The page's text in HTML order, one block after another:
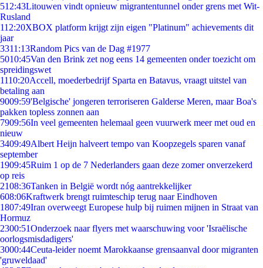
512:43Litouwen vindt opnieuw migrantentunnel onder grens met Wit-
Rusland
112:20XBOX platform krijgt zijn eigen "Platinum" achievements dit
jaar
3311:13Random Pics van de Dag #1977
5010:45Van den Brink zet nog eens 14 gemeenten onder toezicht om
spreidingswet
1110:20Accell, moederbedrijf Sparta en Batavus, vraagt uitstel van
betaling aan
9009:59'Belgische' jongeren terroriseren Galderse Meren, maar Boa's
pakken topless zonnen aan
7909:56In veel gemeenten helemaal geen vuurwerk meer met oud en
nieuw
3409:49Albert Heijn halveert tempo van Koopzegels sparen vanaf
september
1909:45Ruim 1 op de 7 Nederlanders gaan deze zomer onverzekerd
op reis
2108:36Tanken in België wordt nóg aantrekkelijker
608:06Kraftwerk brengt ruimteschip terug naar Eindhoven
1807:49Iran overweegt Europese hulp bij ruimen mijnen in Straat van
Hormuz
2300:51Onderzoek naar flyers met waarschuwing voor 'Israëlische
oorlogsmisdadigers'
3000:44Ceuta-leider noemt Marokkaanse grensaanval door migranten
'gruweldaad'